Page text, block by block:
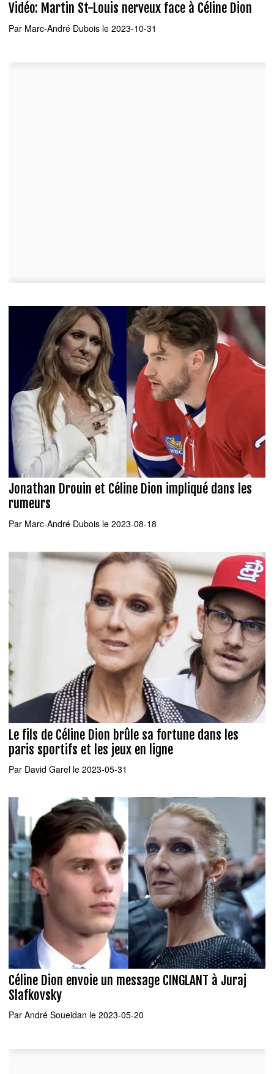
Vidéo: Martin St-Louis nerveux face à Céline Dion
Par Marc-André Dubois le 2023-10-31
Jonathan Drouin et Céline Dion impliqué dans les
rumeurs
Par Marc-André Dubois le 2023-08-18
Le fils de Céline Dion brûle sa fortune dans les
paris sportifs et les jeux en ligne
Par David Garel le 2023-05-31
Céline Dion envoie un message CINGLANT à Juraj
Slafkovsky
Par André Soueidan le 2023-05-20